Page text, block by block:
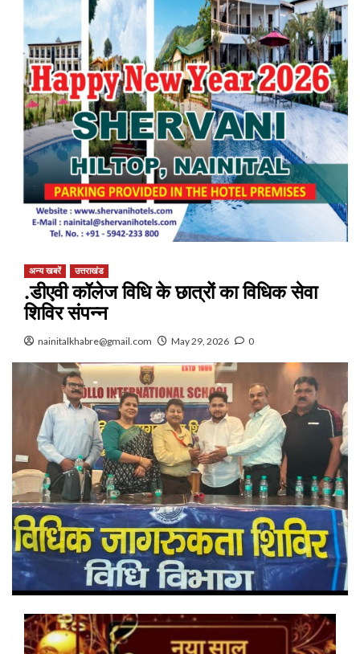
अन्य खबरें उत्तराखंड
.डीएवी कॉलेज विधि के छात्रों का विधिक सेवा
शिविर संपन्न
nainitalkhabre@gmail.com May 29, 2026 0